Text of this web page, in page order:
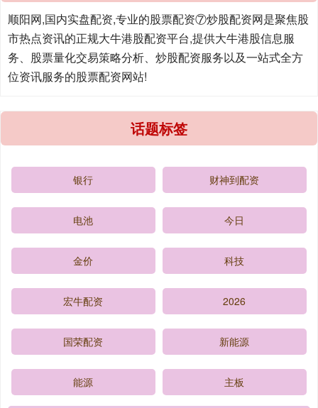
顺阳网,国内实盘配资,专业的股票配资⑦炒股配资网是聚焦股
市热点资讯的正规大牛港股配资平台,提供大牛港股信息服
务、股票量化交易策略分析、炒股配资服务以及一站式全方
位资讯服务的股票配资网站!
话题标签
银行 财神到配资
电池 今日
金价 科技
宏牛配资 2026
国荣配资 新能源
能源 主板